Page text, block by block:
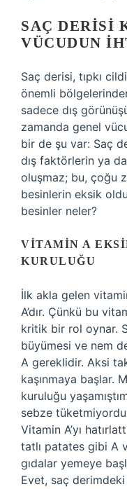
SAÇ DERISI
VÜCUDUN
Saç derisi, tıpkı
önemli
sadece dış
zamanda genel
bir de şu var: Saç
dış faktörlerin ya
oluşmaz; bu, çoğu
besinlerin eksik
besinler neler?
VITAMIN A
KURULUĞU
İlk akla gelen
A’dır. Çünkü bu
kritik bir rol oynar.
büyümesi ve nem
A gereklidir. Aksi
kaşınmaya başlar.
kuruluğu
sebze
Vitamin A’yı
tatlı patates gibi A
gıdalar yemeye
Evet, saç